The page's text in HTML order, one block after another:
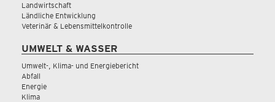
Landwirtschaft
Ländliche Entwicklung
Veterinär & Lebensmittelkontrolle
UMWELT & WASSER
Umwelt-, Klima- und Energiebericht
Abfall
Energie
Klima